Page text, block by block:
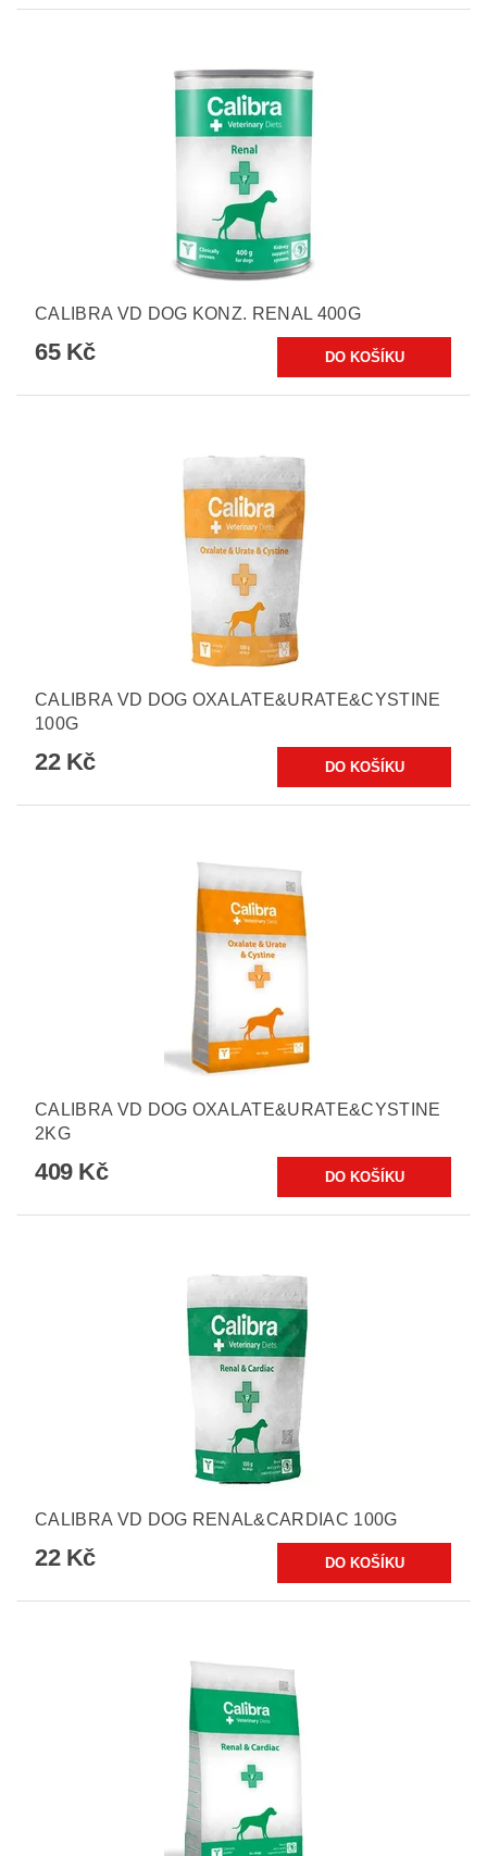
CALIBRA VD DOG KONZ. RENAL 400G
65 Kč
CALIBRA VD DOG OXALATE&URATE&CYSTINE
100G
22 Kč
CALIBRA VD DOG OXALATE&URATE&CYSTINE
2KG
409 Kč
CALIBRA VD DOG RENAL&CARDIAC 100G
22 Kč